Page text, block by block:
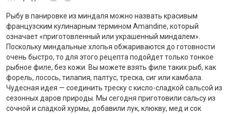
Рыбу в панировке из миндаля можно назвать красивым
французским кулинарным термином Amandine, который
означает «приготовленный или украшенный миндалем».
Поскольку миндальные хлопья обжариваются до готовности
очень быстро, то для этого рецепта подойдет только тонкое
рыбное филе, без кожи. Вы можете взять филе таких рыб, как
форель, лосось, тилапия, палтус, треска, сиг или камбала.
Чудесная идея — соединить треску с кисло-сладкой сальсой из
сезонных даров природы. Мы сегодня приготовили сальсу из
сочной и сладкой хурмы, добавили лук, клюкву, мед и сок